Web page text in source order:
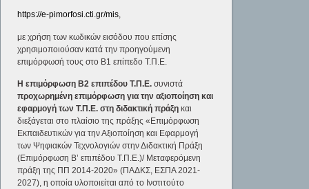
https://e-pimorfosi.cti.gr/mis,
με χρήση των κωδικών εισόδου που επίσης
χρησιμοποιούσαν κατά την προηγούμενη
επιμόρφωσή τους στο Β1 επίπεδο Τ.Π.Ε.
Η επιμόρφωση Β2 επιπέδου Τ.Π.Ε.συνιστά
προχωρημένη επιμόρφωση για την αξιοποίηση και
εφαρμογή των Τ.Π.Ε. στη διδακτική πράξη και
διεξάγεται στο πλαίσιο της πράξης «Επιμόρφωση
Εκπαιδευτικών για την Αξιοποίηση και Εφαρμογή
των Ψηφιακών Τεχνολογιών στην Διδακτική Πράξη
(Επιμόρφωση Β’ επιπέδου Τ.Π.Ε.)/ Μεταφερόμενη
πράξη της ΠΠ 2014-2020» (ΠΑΔΚΣ, ΕΣΠΑ 2021-
2027), η οποία υλοποιείται από το Ινστιτούτο